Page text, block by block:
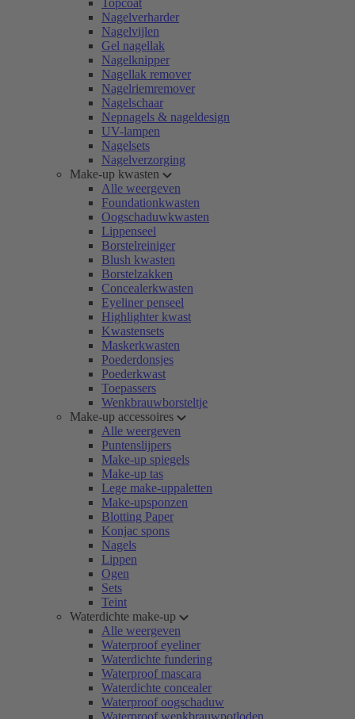
Topcoat
Nagelverharder
Nagelvijlen
Gel nagellak
Nagelknipper
Nagellak remover
Nagelriemremover
Nagelschaar
Nepnagels & nageldesign
UV-lampen
Nagelsets
Nagelverzorging
Make-up kwasten
Alle weergeven
Foundationkwasten
Oogschaduwkwasten
Lippenseel
Borstelreiniger
Blush kwasten
Borstelzakken
Concealerkwasten
Eyeliner penseel
Highlighter kwast
Kwastensets
Maskerkwasten
Poederdonsjes
Poederkwast
Toepassers
Wenkbrauwborsteltje
Make-up accessoires
Alle weergeven
Puntenslijpers
Make-up spiegels
Make-up tas
Lege make-uppaletten
Make-upsponzen
Blotting Paper
Konjac spons
Nagels
Lippen
Ogen
Sets
Teint
Waterdichte make-up
Alle weergeven
Waterproof eyeliner
Waterdichte fundering
Waterproof mascara
Waterdichte concealer
Waterproof oogschaduw
Waterproof wenkbrauwpotloden